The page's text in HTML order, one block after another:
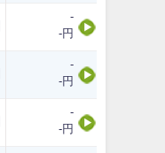
-
-円
-
-円
-
-円